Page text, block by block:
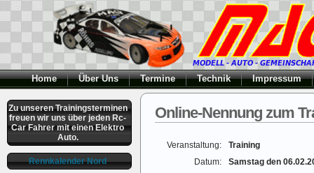
Home Über Uns Termine Technik Impressum
Zu unseren Trainingsterminen
freuen wir uns über jeden Rc-
Car Fahrer mit einen Elektro
Auto.
Rennkalender Nord
Online-Nennung zum
Veranstaltung:
Training
Datum:
Samstag den